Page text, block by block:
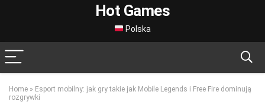
Hot Games
Polska
Home » Esport mobilny: jak gry takie jak Mobile Legends i Free Fire dominują
rozgrywki